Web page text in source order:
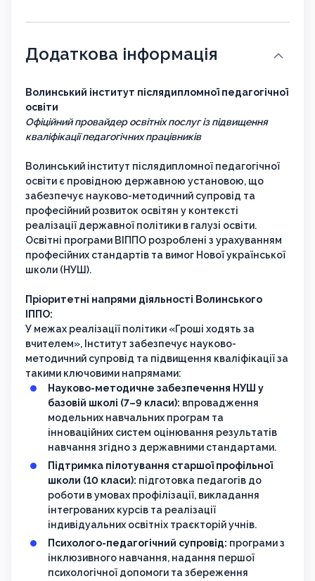
Додаткова інформація
Волинський інститут післядипломної педагогічної
освіти
Офіційний провайдер освітніх послуг із підвищення
кваліфікації педагогічних працівників
Волинський інститут післядипломної педагогічної
освіти є провідною державною установою, що
забезпечує науково-методичний супровід та
професійний розвиток освітян у контексті
реалізації державної політики в галузі освіти.
Освітні програми ВІППО розроблені з урахуванням
професійних стандартів та вимог Нової української
школи (НУШ).
Пріоритетні напрями діяльності Волинського
ІППО:
У межах реалізації політики «Гроші ходять за
вчителем», Інститут забезпечує науково-
методичний супровід та підвищення кваліфікації за
такими ключовими напрямами:
Науково-методичне забезпечення НУШ у
базовій школі (7–9 класи): впровадження
модельних навчальних програм та
інноваційних систем оцінювання результатів
навчання згідно з державними стандартами.
Підтримка пілотування старшої профільної
школи (10 класи): підготовка педагогів до
роботи в умовах профілізації, викладання
інтегрованих курсів та реалізації
індивідуальних освітніх траєкторій учнів.
Психолого-педагогічний супровід: програми з
інклюзивного навчання, надання першої
психологічної допомоги та збереження